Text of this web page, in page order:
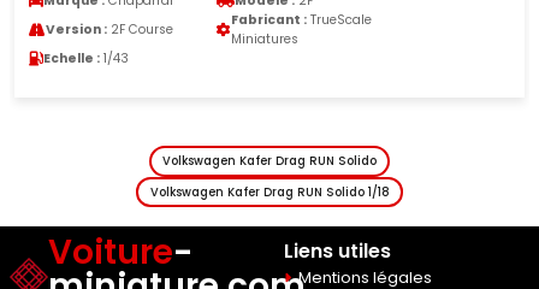
Version : 2F Course
Fabricant : TrueScale
Miniatures
Echelle : 1/43
Volkswagen Kafer Drag RUN Solido
Volkswagen Kafer Drag RUN Solido 1/18
Voiture- Liens utiles
Mentions légales